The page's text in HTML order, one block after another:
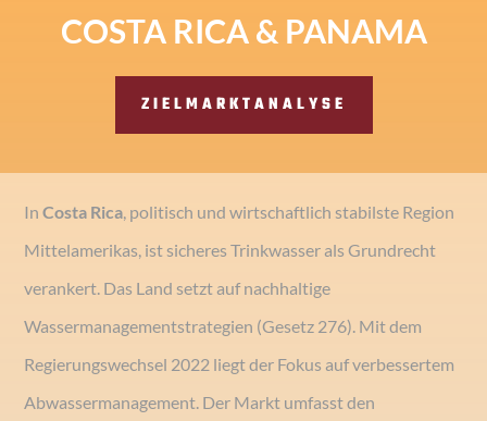
COSTA RICA & PANAMA
ZIELMARKTANALYSE
InCosta Rica , politisch und wirtschaftlich stabilste Region
Mittelamerikas, ist sicheres Trinkwasser als Grundrecht
verankert. Das Land setzt auf nachhaltige
Wassermanagementstrategien (Gesetz 276). Mit dem
Regierungswechsel 2022 liegt der Fokus auf verbessertem
Abwassermanagement. Der Markt umfasst den